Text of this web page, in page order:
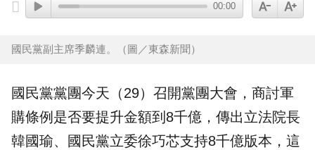
00:00
國民黨副主席季麟連。（圖／東森新聞）
國民黨黨團今天（29）召開黨團大會，商討軍
購條例是否要提升金額到8千億，傳出立法院長
韓國瑜、國民黨立委徐巧芯支持8千億版本，這